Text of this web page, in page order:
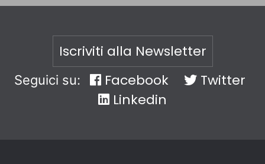
Iscriviti alla Newsletter
Seguici su: Facebook
Twitter
Linkedin